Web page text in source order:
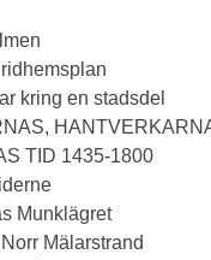
kring en stadsdel
TID 1435-1800
Munklägret
Mälarstrand